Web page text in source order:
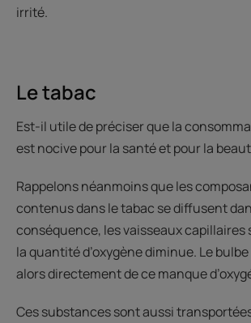
irrité.
Le tabac
Est-il utile de préciser que la
est nocive pour la santé et pour la
Rappelons néanmoins que les
contenus dans le tabac se diffusent
conséquence, les vaisseaux
la quantité d’oxygène diminue. Le
alors directement de ce manque
Ces substances sont aussi